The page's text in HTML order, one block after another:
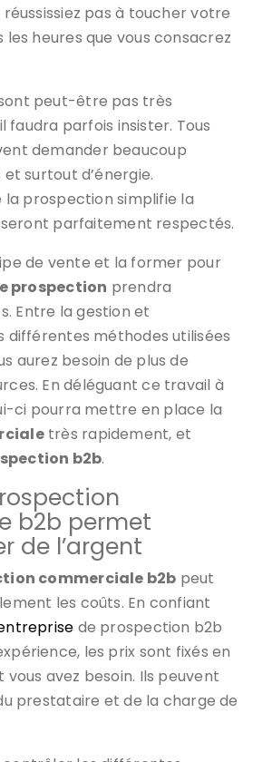
pas à toucher votre
heures que vous consacrez
peut-être pas très
faudra parfois insister. Tous
demander beaucoup
surtout d’énergie.
la prospection simplifie la
parfaitement respectés.
de vente et la former pour
prospection prendra
Entre la gestion et
différentes méthodes utilisées
aurez besoin de plus de
En déléguant ce travail à
ci pourra mettre en place la
très rapidement, et
b2b.
b2b permet
de l’argent
commerciale b2b peut
les coûts. En confiant
de prospection b2b
les prix sont fixés en
avez besoin. Ils peuvent
prestataire et de la charge de